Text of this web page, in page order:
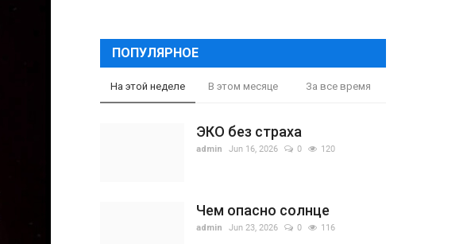
ПОПУЛЯРНОЕ
На этой неделе В этом месяце За все время
ЭКО без страха
admin Jun 16, 2026 0 120
Чем опасно солнце
admin Jun 23, 2026 0 116